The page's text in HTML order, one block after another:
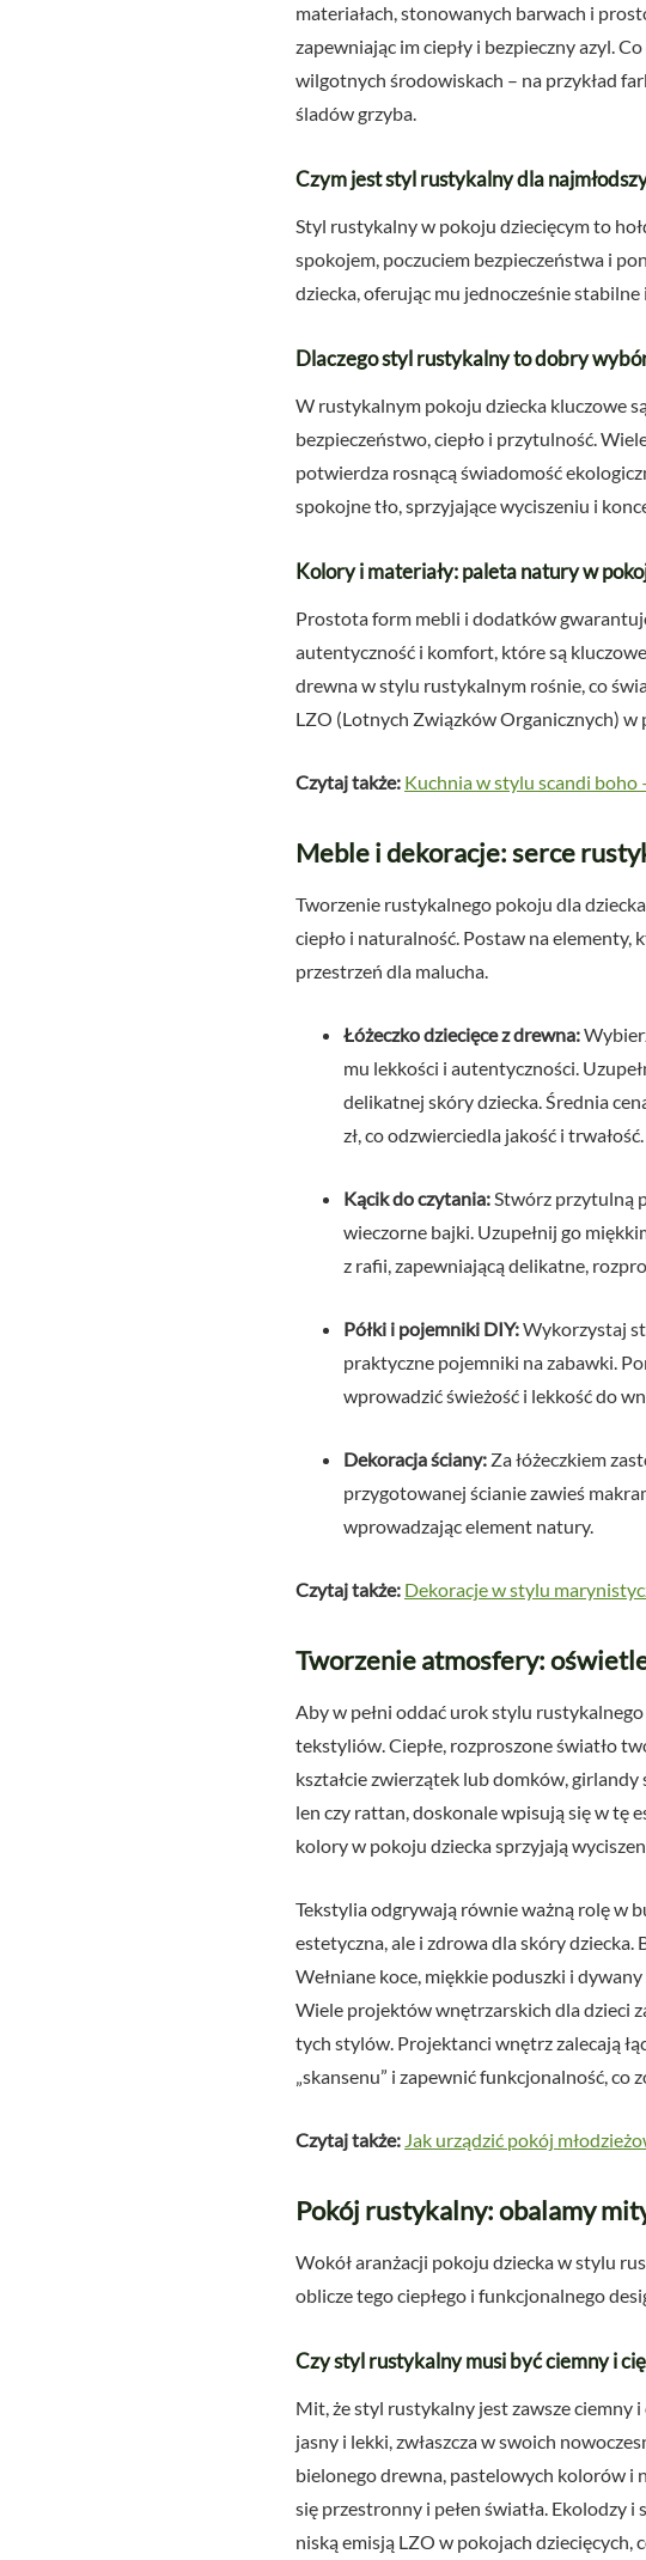
materiałach, stonowanych barwach i
zapewniając im ciepły i bezpieczny azyl.
wilgotnych środowiskach – na przykład
śladów grzyba.
Czym jest styl rustykalny dla
Styl rustykalny w pokoju dziecięcym to
spokojem, poczuciem bezpieczeństwa i
dziecka, oferując mu jednocześnie
Dlaczego styl rustykalny to dobry
W rustykalnym pokoju dziecka kluczowe
bezpieczeństwo, ciepło i przytulność.
potwierdza rosnącą świadomość
spokojne tło, sprzyjające wyciszeniu i
Kolory i materiały: paleta natury w
Prostota form mebli i dodatków
autentyczność i komfort, które są
drewna w stylu rustykalnym rośnie, co
LZO (Lotnych Związków Organicznych) w
Czytaj także: Kuchnia w stylu scandi boho
Meble i dekoracje: serce
Tworzenie rustykalnego pokoju dla
ciepło i naturalność. Postaw na
przestrzeń dla malucha.
Łóżeczko dziecięce z drewna:
mu lekkości i autentyczności.
delikatnej skóry dziecka. Średnia
zł, co odzwierciedla jakość i trwałość.
Kącik do czytania:Stwórz przytulną
wieczorne bajki. Uzupełnij go
z rafii, zapewniającą delikatne,
Półki i pojemniki DIY:Wykorzystaj
praktyczne pojemniki na zabawki.
wprowadzić świeżość i lekkość do
Dekoracja ściany: Za łóżeczkiem
przygotowanej ścianie zawieś
wprowadzając element natury.
Czytaj także: Dekoracje w stylu
Tworzenie atmosfery:
Aby w pełni oddać urok stylu
tekstyliów. Ciepłe, rozproszone światło
kształcie zwierzątek lub domków,
len czy rattan, doskonale wpisują się w tę
kolory w pokoju dziecka sprzyjają
Tekstylia odgrywają równie ważną rolę w
estetyczna, ale i zdrowa dla skóry
Wełniane koce, miękkie poduszki i
Wiele projektów wnętrzarskich dla dzieci
tych stylów. Projektanci wnętrz zalecają
„skansenu” i zapewnić funkcjonalność,
Czytaj także: Jak urządzić pokój
Pokój rustykalny: obalamy
Wokół aranżacji pokoju dziecka w stylu
oblicze tego ciepłego i funkcjonalnego
Czy styl rustykalny musi być ciemny i
Mit, że styl rustykalny jest zawsze ciemny
jasny i lekki, zwłaszcza w swoich
bielonego drewna, pastelowych kolorów i
się przestronny i pełen światła.
niską emisją LZO w pokojach